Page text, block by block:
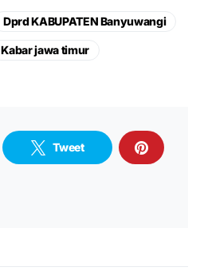
Dprd KABUPATEN Banyuwangi
Kabar jawa timur
Tweet